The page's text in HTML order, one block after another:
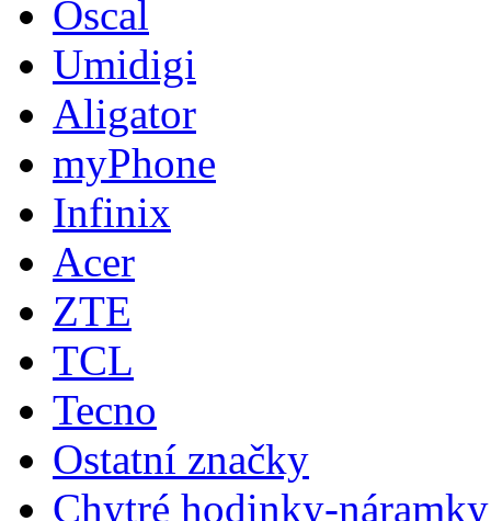
Oscal
Umidigi
Aligator
myPhone
Infinix
Acer
ZTE
TCL
Tecno
Ostatní značky
Chytré hodinky-náramky